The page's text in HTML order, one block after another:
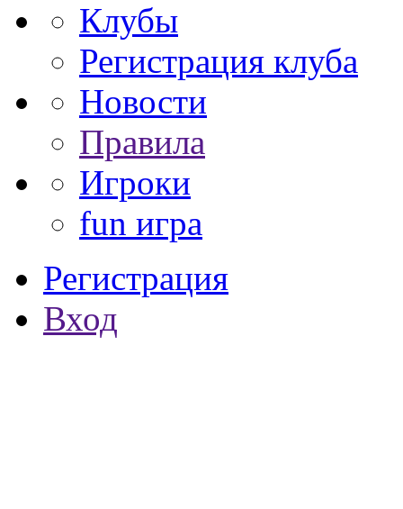
Клубы
Регистрация клуба
Новости
Правила
Игроки
fun игра
Регистрация
Вход